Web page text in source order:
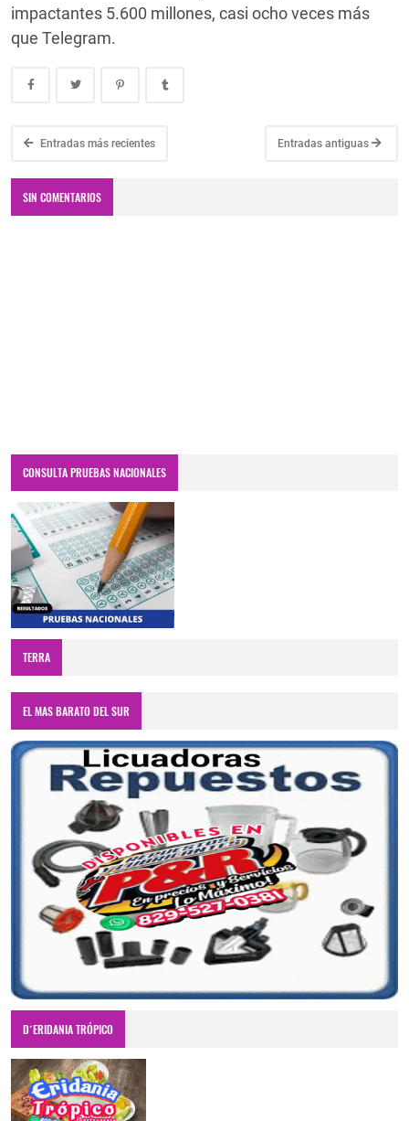
impactantes 5.600 millones, casi ocho veces más
que Telegram.
Entradas más recientes Entradas antiguas
SIN COMENTARIOS
CONSULTA PRUEBAS NACIONALES
TERRA
EL MAS BARATO DEL SUR
D´ERIDANIA TRÓPICO